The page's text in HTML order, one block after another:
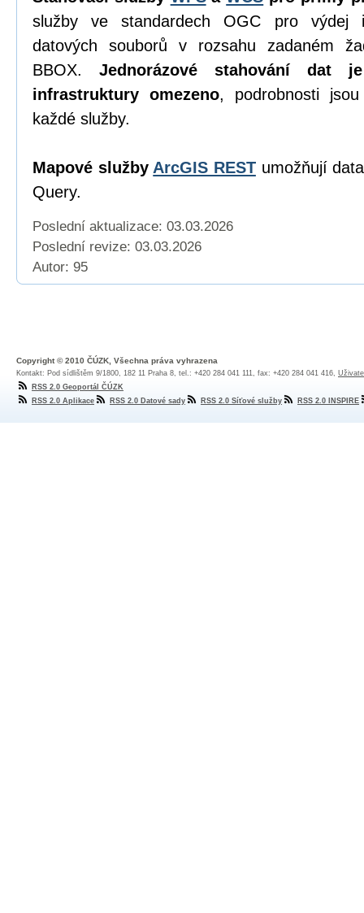
služby ve standardech OGC pro výdej
datových souborů v rozsahu zadaném
BBOX. Jednorázové stahování dat
infrastruktury omezeno, podrobnosti
každé služby.
Mapové služby ArcGIS RESTumožňují
Query.
Poslední aktualizace: 03.03.2026
Poslední revize: 03.03.2026
Autor: 95
Copyright © 2010 ČÚZK, Všechna práva vyhrazena
Kontakt: Pod sídlištěm 9/1800, 182 11 Praha 8, tel.: +420 284 041 111, fax: +420 284 041 416,
RSS 2.0 Geoportál ČÚZK
RSS 2.0 Aplikace
RSS 2.0 Datové sady RSS 2.0 Síťové služby RSS 2.0 INSPIRE